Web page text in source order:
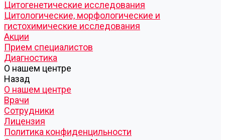
Цитогенетические исследования
Цитологические, морфологические и
гистохимические исследования
Акции
Прием специалистов
Диагностика
О нашем центре
Назад
О нашем центре
Врачи
Сотрудники
Лицензия
Политика конфиденцильности